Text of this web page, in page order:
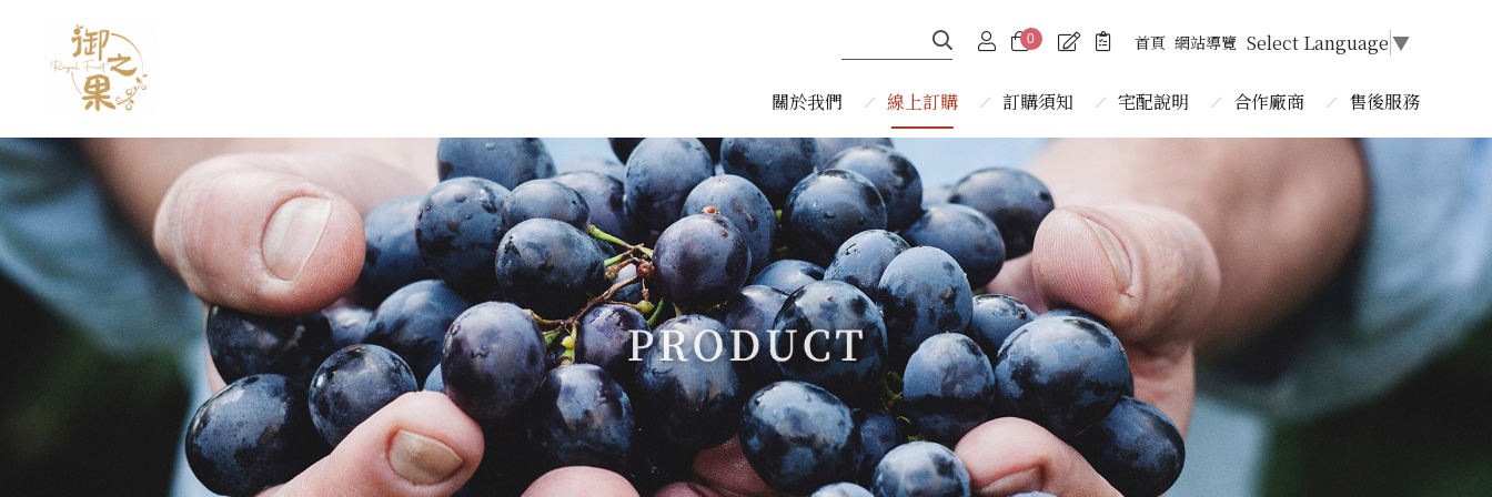
0 首頁 網站導覽 Select Language▼
關於我們 線上訂購 訂購須知 宅配說明 合作廠商 售後服務